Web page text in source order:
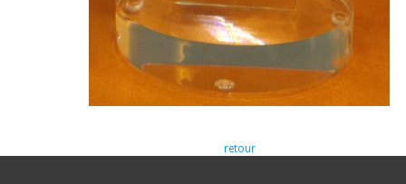
retour